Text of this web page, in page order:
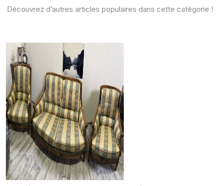
Découvrez d’autres articles populaires dans cette catégorie !